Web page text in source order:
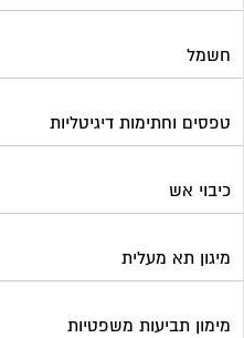
חשמל
טפסים וחתימות דיגיטליות
כיבוי אש
מיגון תא מעלית
מימון תביעות משפטיות